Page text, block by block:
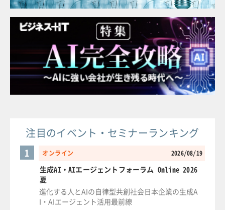
注目のイベント・セミナーランキング
オンライン 2026/08/19
1
生成AI・AIエージェントフォーラム Online 2026
夏
進化する人とAIの自律型共創社会日本企業の生成A
I・AIエージェント活用最前線